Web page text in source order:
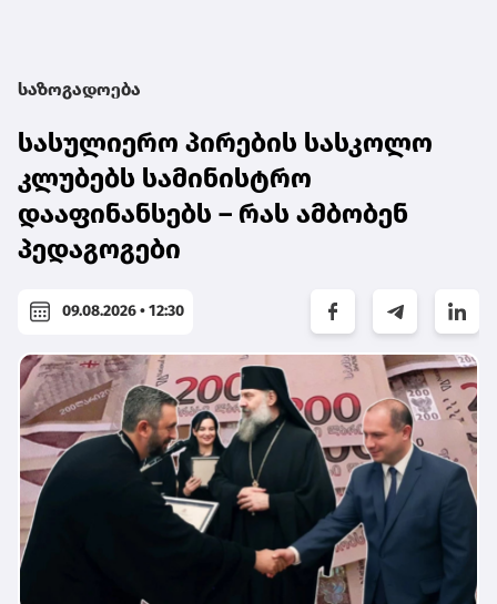
საზოგადოება
სასულიერო პირების სასკოლო
კლუბებს სამინისტრო
დააფინანსებს – რას ამბობენ
პედაგოგები
09.08.2026 • 12:30